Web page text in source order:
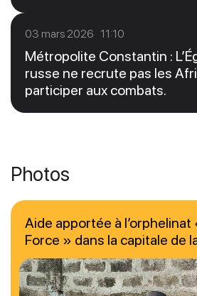
03 mars 2026 11:10
Métropolite Constantin :
russe ne recrute pas les
participer aux combats.
Photos
Aide apportée à l’orphelinat
Force » dans la capitale de